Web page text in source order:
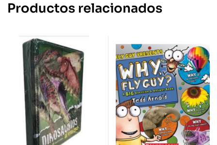
Productos relacionados